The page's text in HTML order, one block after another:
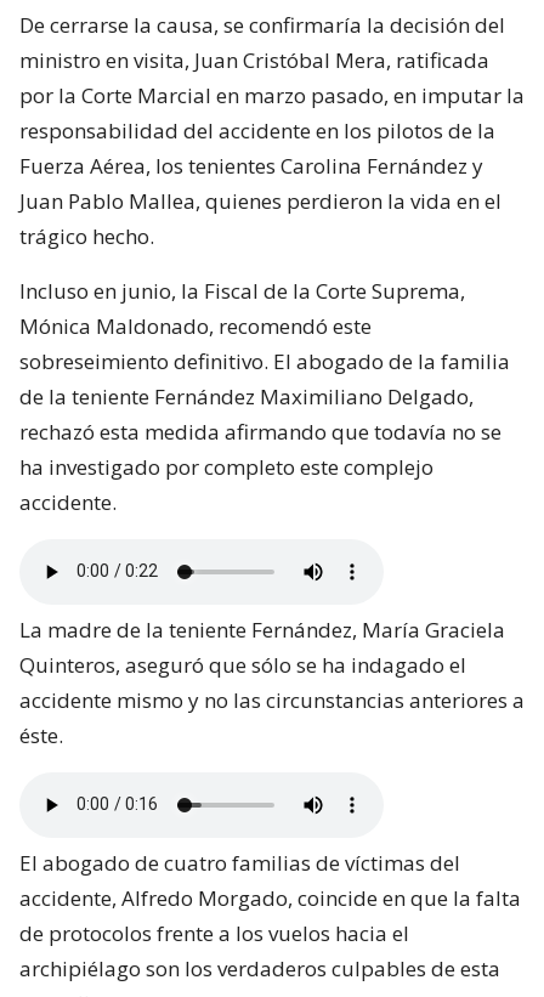
De cerrarse la causa, se confirmaría la decisión del
ministro en visita, Juan Cristóbal Mera, ratificada
por la Corte Marcial en marzo pasado, en imputar la
responsabilidad del accidente en los pilotos de la
Fuerza Aérea, los tenientes Carolina Fernández y
Juan Pablo Mallea, quienes perdieron la vida en el
trágico hecho.
Incluso en junio, la Fiscal de la Corte Suprema,
Mónica Maldonado, recomendó este
sobreseimiento definitivo. El abogado de la familia
de la teniente Fernández Maximiliano Delgado,
rechazó esta medida afirmando que todavía no se
ha investigado por completo este complejo
accidente.
La madre de la teniente Fernández, María Graciela
Quinteros, aseguró que sólo se ha indagado el
accidente mismo y no las circunstancias anteriores a
éste.
El abogado de cuatro familias de víctimas del
accidente, Alfredo Morgado, coincide en que la falta
de protocolos frente a los vuelos hacia el
archipiélago son los verdaderos culpables de esta